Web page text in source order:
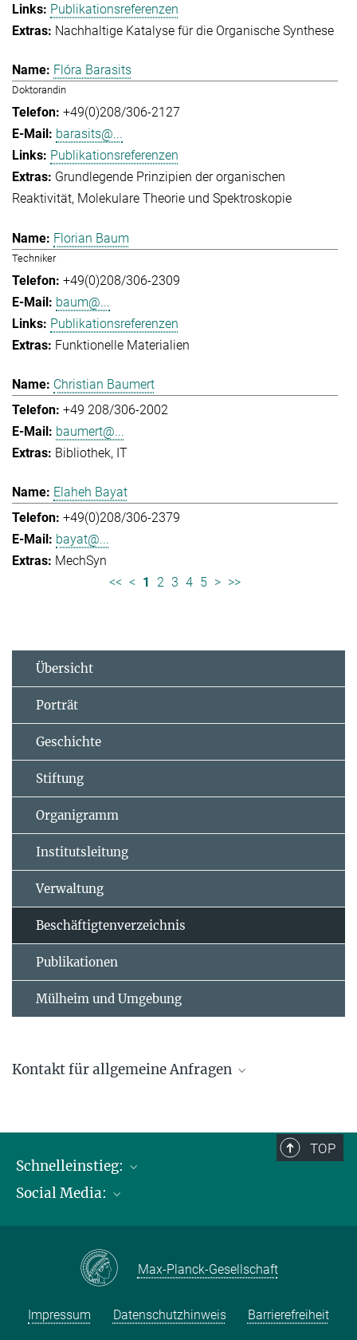
Publikationsreferenzen
Nachhaltige Katalyse für die Organische Synthese
Flóra Barasits
Doktorandin
+49(0)208/306-2127
barasits@...
Publikationsreferenzen
Grundlegende Prinzipien der organischen
Reaktivität Molekulare Theorie und Spektroskopie
Florian Baum
Techniker
+49(0)208/306-2309
baum@...
Publikationsreferenzen
Funktionelle Materialien
Christian Baumert
+49 208/306-2002
baumert@...
Bibliothek IT
Elaheh Bayat
+49(0)208/306-2379
bayat@...
MechSyn
<< < 1 2 3 4 5 > >>
Übersicht
Porträt
Geschichte
Stiftung
Organigramm
Institutsleitung
Verwaltung
Beschäftigtenverzeichnis
Publikationen
Mülheim und Umgebung
Kontakt für allgemeine Anfragen
TOP
Schnelleinstieg:
Publikationen
Kontakt und Anfahrtsbeschreibung
Social Media:
Max-Planck-Gesellschaft
Impressum Datenschutzhinweis Barrierefreiheit